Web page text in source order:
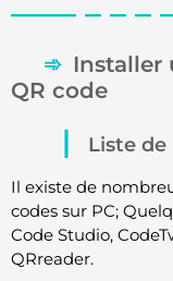
Installer
QR code
Liste
Il existe de
codes sur PC;
Code Studio,
QRreader.